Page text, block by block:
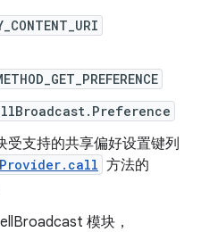
支持的共享偏好设置键列
方法的
模块，